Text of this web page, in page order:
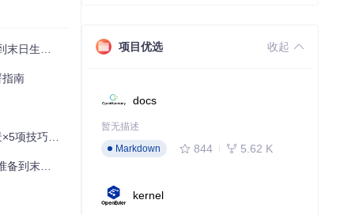
通关秘籍
南
完全攻略
日生存
项目优选 收起
docs
暂无描述
Markdown
844 5.62 K
kernel